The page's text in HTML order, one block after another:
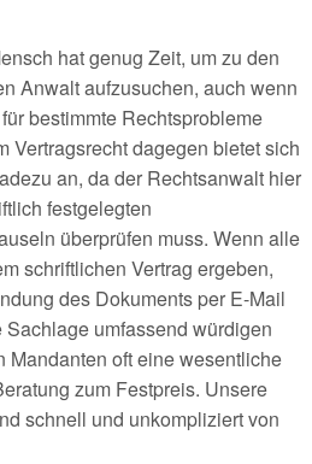
hat genug Zeit, um zu den
Anwalt aufzusuchen, auch wenn
bestimmte Rechtsprobleme
Vertragsrecht dagegen bietet sich
an, da der Rechtsanwalt hier
festgelegten
überprüfen muss. Wenn alle
schriftlichen Vertrag ergeben,
des Dokuments per E-Mail
umfassend würdigen
Mandanten oft eine wesentliche
zum Festpreis. Unsere
schnell und unkompliziert von